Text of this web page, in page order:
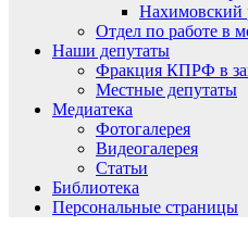
Отдел по работе в
Наши депутаты
Фракция КПРФ в
Местные депутаты
Медиатека
Фотогалерея
Видеогалерея
Статьи
Библиотека
Персональные страницы